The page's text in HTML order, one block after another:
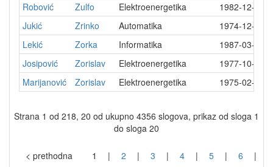
Robović
Zulfo Elektroenergetika
1982-12-30
Jukić
Zrinko Automatika
1974-12-17
Lekić
Zorka Informatika
1987-03-26
Josipović
Zorislav Elektroenergetika
1977-10-10
Marijanović
Zorislav Elektroenergetika 1975-02-07
Strana 1 od 218, 20 od ukupno 4356 slogova, prikaz od sloga 1
do sloga 20
< prethodna 1 | 2 | 3 | 4 | 5 | 6 |